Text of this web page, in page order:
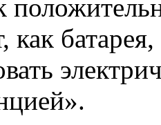
как